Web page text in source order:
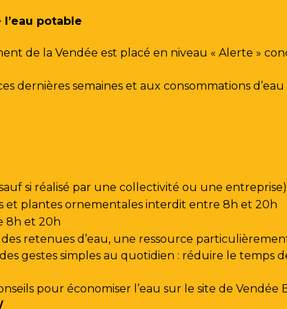
potable
de la Vendée est placé en niveau « Alerte »
dernières semaines et aux consommations
si réalisé par une collectivité ou une entreprise)
et plantes ornementales interdit entre 8h et 20h
8h et 20h
retenues d’eau, une ressource
gestes simples au quotidien : réduire le temps
pour économiser l’eau sur le site de Vendée